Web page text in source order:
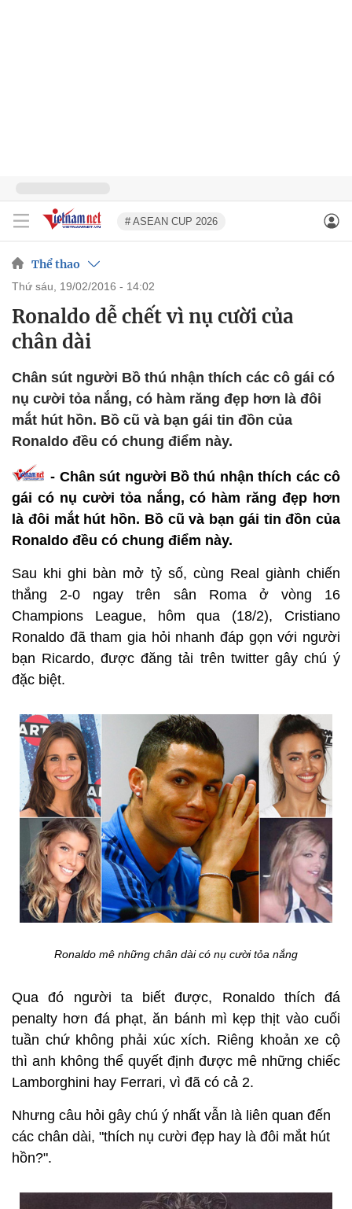
# ASEAN CUP 2026
Thể thao
thứ sáu, 19/02/2016 - 14:02
Ronaldo dễ chết vì nụ cười của
chân dài
Chân sút người Bồ thú nhận thích các cô gái có
nụ cười tỏa nắng, có hàm răng đẹp hơn là đôi
mắt hút hồn. Bồ cũ và bạn gái tin đồn của
Ronaldo đều có chung điểm này.
- Chân sút người Bồ thú nhận thích các cô
gái có nụ cười tỏa nắng, có hàm răng đẹp hơn
là đôi mắt hút hồn. Bồ cũ và bạn gái tin đồn của
Ronaldo đều có chung điểm này.
Sau khi ghi bàn mở tỷ số, cùng Real giành chiến
thắng 2-0 ngay trên sân Roma ở vòng 16
Champions League, hôm qua (18/2), Cristiano
Ronaldo đã tham gia hỏi nhanh đáp gọn với người
bạn Ricardo, được đăng tải trên twitter gây chú ý
đặc biệt.
Ronaldo mê những chân dài có nụ cười tỏa nắng
Qua đó người ta biết được, Ronaldo thích đá
penalty hơn đá phạt, ăn bánh mì kẹp thịt vào cuối
tuần chứ không phải xúc xích. Riêng khoản xe cộ
thì anh không thể quyết định được mê những chiếc
Lamborghini hay Ferrari, vì đã có cả 2.
Nhưng câu hỏi gây chú ý nhất vẫn là liên quan đến
các chân dài, "thích nụ cười đẹp hay là đôi mắt hút
hồn?".